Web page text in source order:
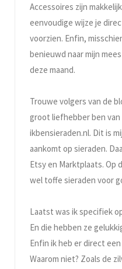
Accessoires zijn
eenvoudige wijze je
voorzien. Enfin,
benieuwd naar mijn
deze maand.
Trouwe volgers van de
groot liefhebber ben
ikbensieraden.nl. Dit is
aankomt op sieraden.
Etsy en Marktplaats. Op
wel toffe sieraden voor
Laatst was ik specifiek
En die hebben ze
Enfin ik heb er direct
Waarom niet? Zoals de